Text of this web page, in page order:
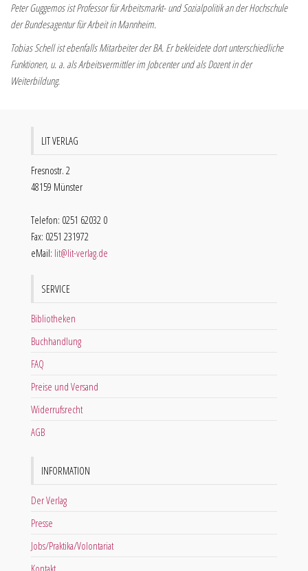
Peter Guggemos ist Professor für Arbeitsmarkt- und Sozialpolitik an der Hochschule
der Bundesagentur für Arbeit in Mannheim.
Tobias Schell ist ebenfalls Mitarbeiter der BA. Er bekleidete dort unterschiedliche
Funktionen, u. a. als Arbeitsvermittler im Jobcenter und als Dozent in der
Weiterbildung.
LIT VERLAG
Fresnostr. 2
48159 Münster
Telefon: 0251 62032 0
Fax: 0251 231972
eMail: lit@lit-verlag.de
SERVICE
Bibliotheken
Buchhandlung
FAQ
Preise und Versand
Widerrufsrecht
AGB
INFORMATION
Der Verlag
Presse
Jobs/Praktika/Volontariat